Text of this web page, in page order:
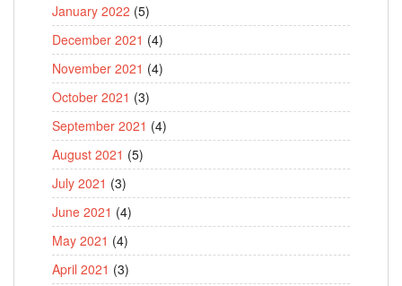
January 2022 (5)
December 2021 (4)
November 2021 (4)
October 2021 (3)
September 2021 (4)
August 2021 (5)
July 2021 (3)
June 2021 (4)
May 2021 (4)
April 2021 (3)